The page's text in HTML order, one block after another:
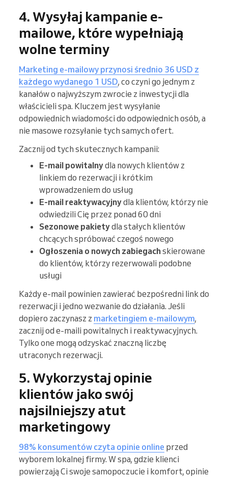
4. Wysyłaj kampanie e-
mailowe, które wypełniają
wolne terminy
Marketing e-mailowy przynosi średnio 36 USD z
każdego wydanego 1 USD, co czyni go jednym z
kanałów o najwyższym zwrocie z inwestycji dla
właścicieli spa. Kluczem jest wysyłanie
odpowiednich wiadomości do odpowiednich osób, a
nie masowe rozsyłanie tych samych ofert.
Zacznij od tych skutecznych kampanii:
E-mail powitalnydla nowych klientów z
linkiem do rezerwacji i krótkim
wprowadzeniem do usług
E-mail reaktywacyjnydla klientów, którzy nie
odwiedzili Cię przez ponad 60 dni
Sezonowe pakietydla stałych klientów
chcących spróbować czegoś nowego
Ogłoszenia o nowych zabiegachskierowane
do klientów, którzy rezerwowali podobne
usługi
Każdy e-mail powinien zawierać bezpośredni link do
rezerwacji i jedno wezwanie do działania. Jeśli
dopiero zaczynasz z marketingiem e-mailowym,
zacznij od e-maili powitalnych i reaktywacyjnych.
Tylko one mogą odzyskać znaczną liczbę
utraconych rezerwacji.
5. Wykorzystaj opinie
klientów jako swój
najsilniejszy atut
marketingowy
98% konsumentów czyta opinie online przed
wyborem lokalnej firmy. W spa, gdzie klienci
powierzają Ci swoje samopoczucie i komfort, opinie